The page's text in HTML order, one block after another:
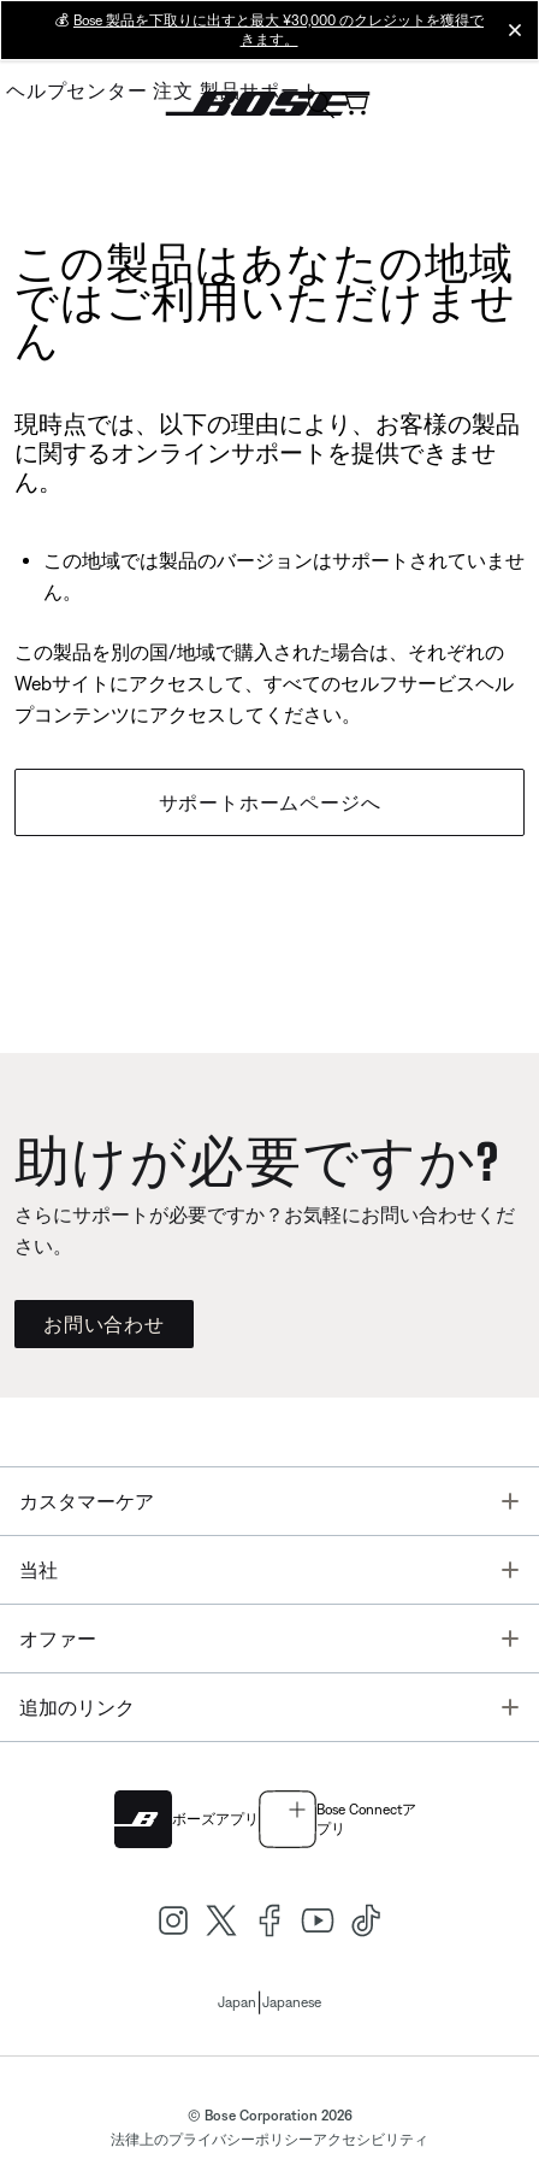
Main
💰 Bose 製品を下取りに出すと最大 ¥30,000 のクレジットを獲得で
きます。
ヘルプセンター 注文 製品サポート
この製品はあなたの地域
ではご利用いただけませ
ん
現時点では、以下の理由により、お客様の製品
に関するオンラインサポートを提供できませ
ん。
この地域では製品のバージョンはサポートされていませ
ん。
この製品を別の国/地域で購入された場合は、それぞれの
Webサイトにアクセスして、すべてのセルフサービスヘル
プコンテンツにアクセスしてください。
サポートホームページへ
助けが必要ですか?
さらにサポートが必要ですか？お気軽にお問い合わせくだ
さい。
お問い合わせ
カスタマーケア
当社
オファー
追加のリンク
ボーズアプリ
Bose Connectア
プリ
Japan Japanese
© Bose Corporation 2026
法律上のプライバシーポリシーアクセシビリティ